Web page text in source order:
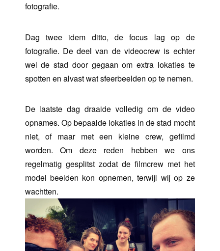
fotografie.
Dag twee idem ditto, de focus lag op de
fotografie. De deel van de videocrew is echter
wel de stad door gegaan om extra lokaties te
spotten en alvast wat sfeerbeelden op te nemen.
De laatste dag draaide volledig om de video
opnames. Op bepaalde lokaties in de stad mocht
niet, of maar met een kleine crew, gefilmd
worden. Om deze reden hebben we ons
regelmatig gesplitst zodat de filmcrew met het
model beelden kon opnemen, terwijl wij op ze
wachtten.